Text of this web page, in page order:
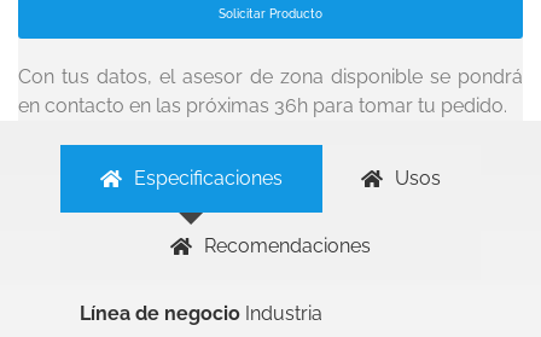
Solicitar Producto
Con tus datos, el asesor de zona disponible se pondrá
en contacto en las próximas 36h para tomar tu pedido.
Especificaciones Usos
Recomendaciones
Línea de negocio Industria